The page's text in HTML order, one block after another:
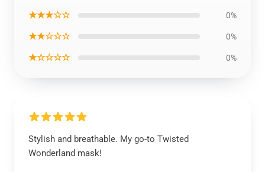
★★★☆☆ 0%
★★☆☆☆ 0%
★☆☆☆☆ 0%
Stylish and breathable. My go-to Twisted
Wonderland mask!